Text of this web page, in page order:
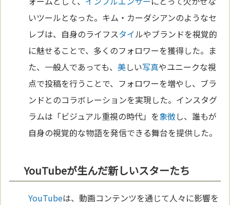
いツールとなった。キム・カーダシアンのようなセ
レブは、自身のライフスタイルやブランドを視覚的
に魅せることで、多くのフォロワーを獲得した。ま
た、一般人であっても、美しい写真やユニークな視
点で投稿を行うことで、フォロワーを増やし、ブラ
ンドとのコラボレーションを実現した。インスタグ
ラムは「ビジュアル重視の時代」を象徴し、誰もが
自身の視覚的な物語を発信できる舞台を提供した。
YouTubeが生んだ新しいスターたち
YouTubeは、動画コンテンツを通じて人々に影響を